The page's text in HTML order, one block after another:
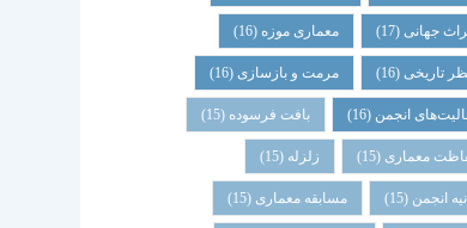
جهانی(17) معماری موزه (16)
تاریخی(16) مرمت و بازسازی(16)
انجمن (16) بافت فرسوده (15)
معماری (15) زلزله (15)
انجمن (15) مسابقه معماری (15)